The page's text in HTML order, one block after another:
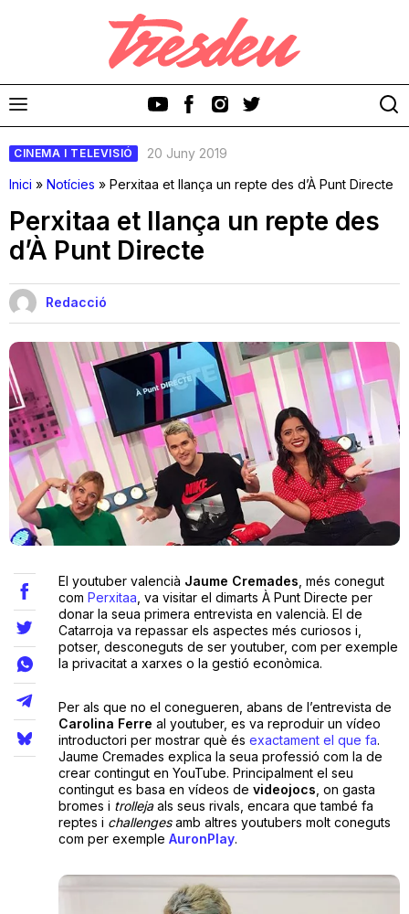
Discos
Cinema i Televisió
Festivals
Teatre
Internet
Opinió
Llibres
Llocs
CINEMA I TELEVISIÓ
20 Juny 2019
Inici » Notícies » Perxitaa et llança un repte des d’À Punt Directe
Perxitaa et llança un repte des
d’À Punt Directe
Redacció
El youtuber valencià Jaume Cremades , més conegut
com Perxitaa , va visitar el dimarts À Punt Directe per
donar la seua primera entrevista en valencià. El de
Catarroja va repassar els aspectes més curiosos i,
potser, desconeguts de ser youtuber, com per exemple
la privacitat a xarxes o la gestió econòmica.
Per als que no el conegueren, abans de l’entrevista de
Carolina Ferre al youtuber, es va reproduir un vídeo
introductori per mostrar què és exactament el que fa.
Jaume Cremades explica la seua professió com la de
crear contingut en YouTube. Principalment el seu
contingut es basa en vídeos de videojocs , on gasta
bromes i trollejaals seus rivals, encara que també fa
reptes i challengesamb altres youtubers molt coneguts
com per exemple AuronPlay.